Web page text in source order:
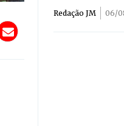
Redação JM 06/